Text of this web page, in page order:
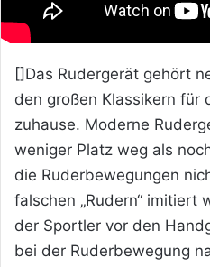
[]Das Rudergerät gehört
den großen Klassikern für
zuhause. Moderne
weniger Platz weg als
die Ruderbewegungen
falschen „Rudern“
der Sportler vor den
bei der Ruderbewegung